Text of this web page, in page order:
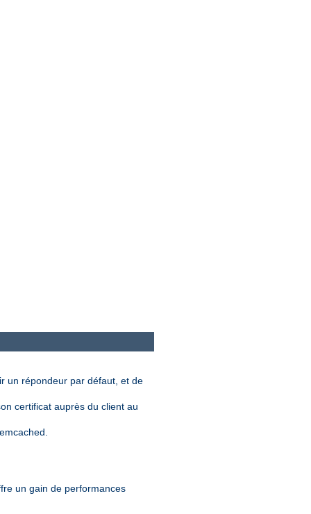
un répondeur par défaut, et de
certificat auprès du client au
un gain de performances